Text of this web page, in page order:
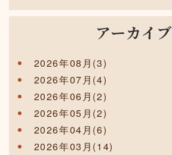
アーカイブ
2026年08月(3)
2026年07月(4)
2026年06月(2)
2026年05月(2)
2026年04月(6)
2026年03月(14)